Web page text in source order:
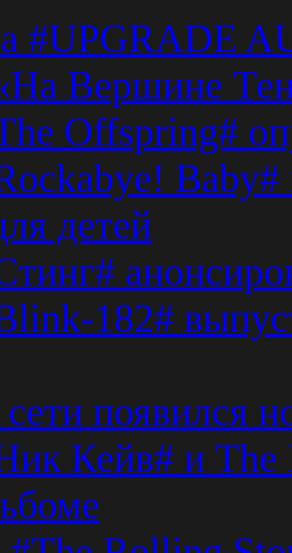
#UPGRADE
Вершине
Offspring#
детей
182#
появился
Кейв# и The